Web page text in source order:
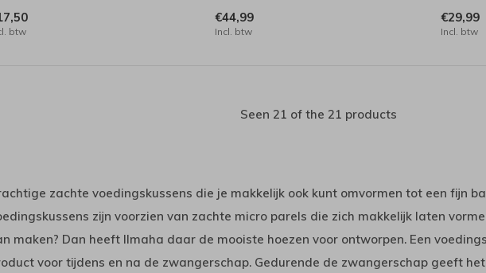
btw
€44,99
Incl. btw
€29,99
Incl. btw
Seen 21 of the 21 products
zachte voedingskussens die je makkelijk ook kunt omvormen tot een fijn
zijn voorzien van zachte micro parels die zich makkelijk laten
maken? Dan heeft Ilmaha daar de mooiste hoezen voor ontworpen. Een
voor tijdens en na de zwangerschap. Gedurende de zwangerschap geeft